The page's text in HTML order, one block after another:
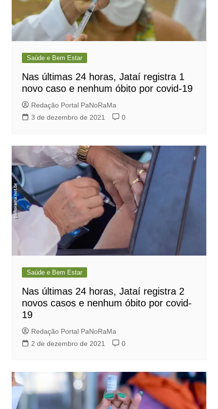
Saúde e Bem Estar
Nas últimas 24 horas, Jataí registra 1
novo caso e nenhum óbito por covid-19
Redação Portal PaNoRaMa
3 de dezembro de 2021
0
Saúde e Bem Estar
Nas últimas 24 horas, Jataí registra 2
novos casos e nenhum óbito por covid-
19
Redação Portal PaNoRaMa
2 de dezembro de 2021
0